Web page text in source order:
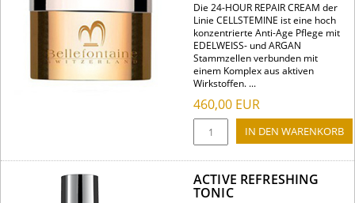
Die 24-HOUR REPAIR CREAM der
Linie CELLSTEMINE ist eine hoch
konzentrierte Anti-Age Pflege mit
EDELWEISS- und ARGAN
Stammzellen verbunden mit
einem Komplex aus aktiven
Wirkstoffen. ...
460,00 EUR
ACTIVE REFRESHING
TONIC